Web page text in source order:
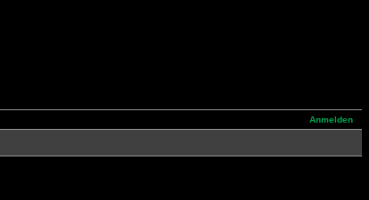
Anmelden